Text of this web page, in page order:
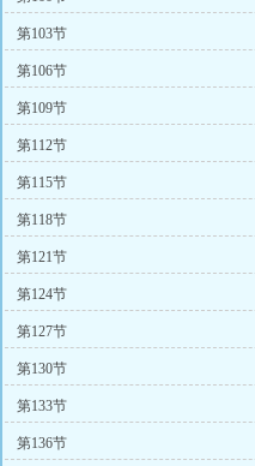
第103节
第106节
第109节
第112节
第115节
第118节
第121节
第124节
第127节
第130节
第133节
第136节